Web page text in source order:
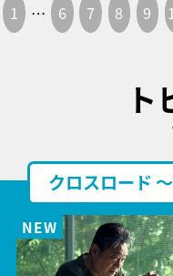
1 … 6 7 8 9
ト
クロスロード